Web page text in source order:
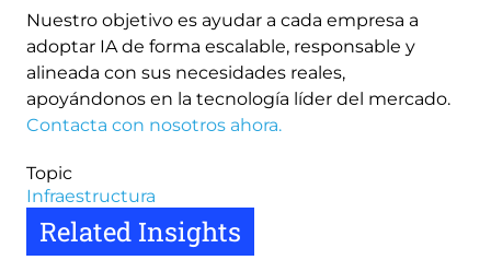
Nuestro objetivo es ayudar a cada empresa a
adoptar IA de forma escalable, responsable y
alineada con sus necesidades reales,
apoyándonos en la tecnología líder del mercado.
Contacta con nosotros ahora.
Topic
Infraestructura
Related Insights